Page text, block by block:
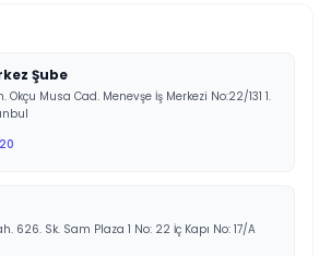
Şube
Okçu Musa Cad. Menevşe İş Merkezi No:22/131 1.
626. Sk. Sam Plaza 1 No: 22 İç Kapı No: 17/A